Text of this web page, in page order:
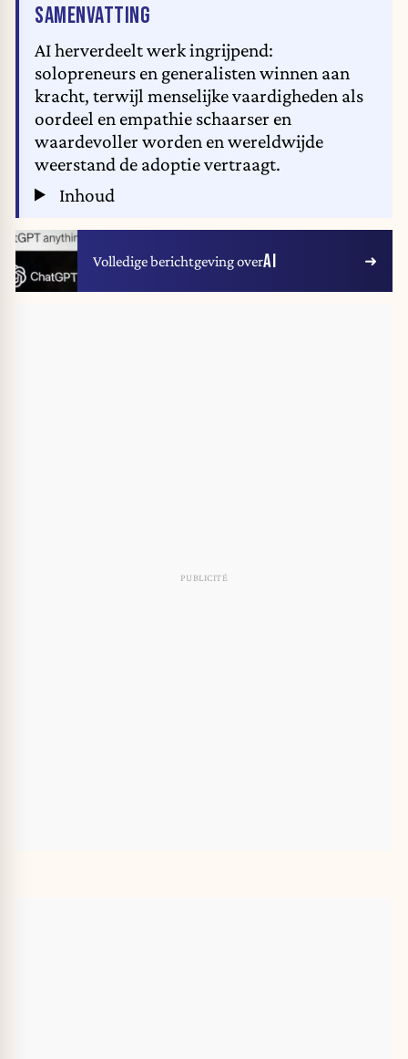
SAMENVATTING
AI herverdeelt werk ingrijpend:
solopreneurs en generalisten winnen aan
kracht, terwijl menselijke vaardigheden als
oordeel en empathie schaarser en
waardevoller worden en wereldwijde
weerstand de adoptie vertraagt.
Inhoud
Volledige berichtgeving overAI